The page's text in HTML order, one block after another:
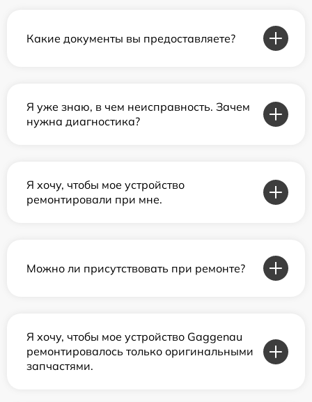
Какие документы вы предоставляете?
Я уже знаю, в чем неисправность. Зачем
нужна диагностика?
Я хочу, чтобы мое устройство
ремонтировали при мне.
Можно ли присутствовать при ремонте?
Я хочу, чтобы мое устройство Gaggenau
ремонтировалось только оригинальными
запчастями.